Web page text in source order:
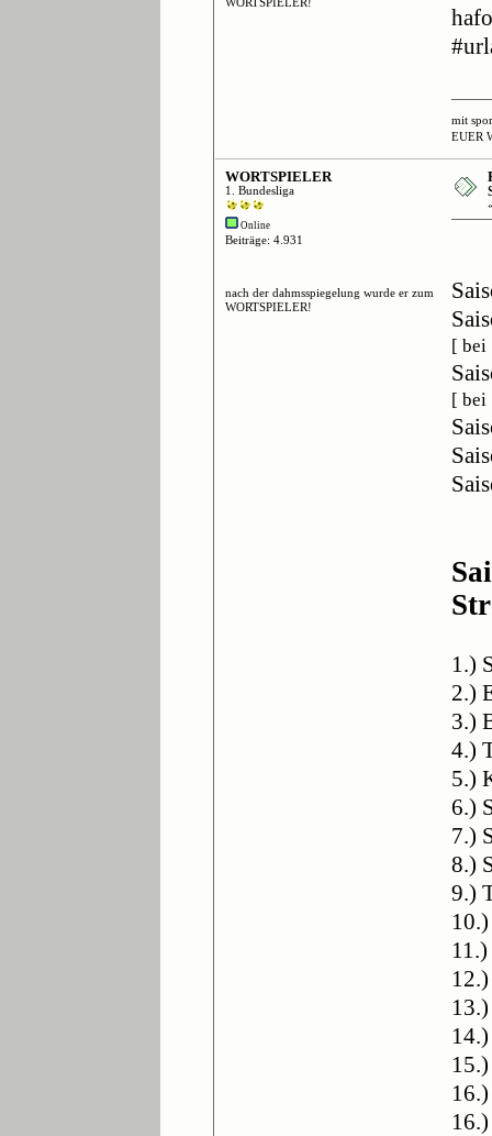
mit
EUER
WORTSPIELER
1. Bundesliga
Online
Beiträge: 4.931
nach der dahmsspiegelung wurde er zum
WORTSPIELER!
[ bei
[ bei
1.)
2.)
3.)
4.)
5.)
6.)
7.)
8.)
9.)